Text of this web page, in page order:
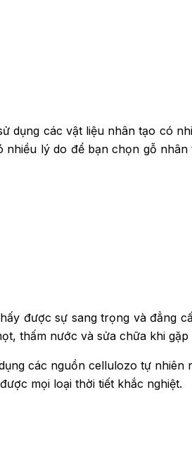
dụng các vật liệu nhân tạo có
nhiều lý do để bạn chọn gỗ
được sự sang trọng và đẳng
thấm nước và sửa chữa khi
các nguồn cellulozo tự
mọi loại thời tiết khắc nghiệt.